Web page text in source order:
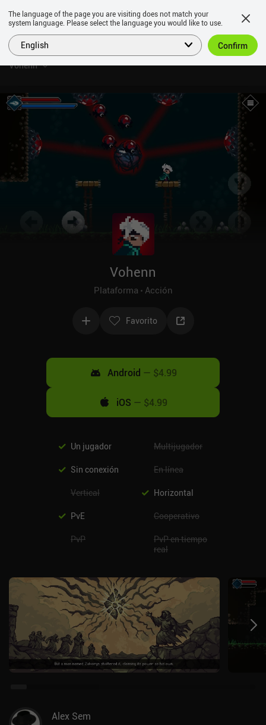
Vohenn
Vohenn
Plataforma Acción
Favorito
Android — $4.99
iOS — $4.99
Un jugador Multijugador
Sin conexión En línea
Vertical Horizontal
PvE Cooperativo
PvP
PvP en tiempo
real
Alex Sem
The language of the page you are visiting does not match your
system language. Please select the language you would like to use.
English Confirm